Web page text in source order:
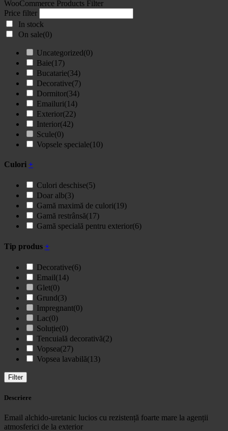
WooCommerce Products Filter
Price filter
In stock
On sale(0)
Uncategorized(0)
Baie(17)
Bucatarie(34)
Decorative(7)
Dormitor(34)
Emailuri(14)
Exterior(22)
Interior(42)
Scule(0)
Vopsele speciale(10)
Culori +
Culori deschise(5)
Doar alb(3)
Gamă maximă de culori(19)
Gamă restrânsă(17)
Gamă specială pentru exterior(6)
Tip produs +
Decorative(6)
Email(14)
Glet(0)
Grund(3)
Impregnant(0)
Lac(0)
Soluție(0)
Tencuială decorativă(2)
Vopsea(27)
Vopsea lavabilă(13)
Filter
Descriere
Email alchido-uretanic lucios cu rezistență foarte mare la agenții
atmosferici de la exterior